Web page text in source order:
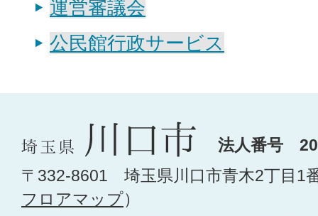
運営審議会
公民館行政サービス
法人番号
〒332-8601 埼玉県川口市青木2丁目1
フロアマップ）